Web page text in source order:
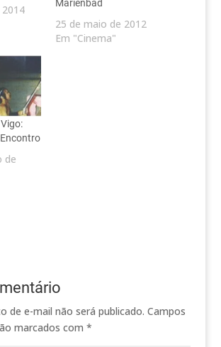
Marienbad
25 de maio de 2012
Em "Cinema"
de
de e-mail não será publicado. Campos
marcados com *